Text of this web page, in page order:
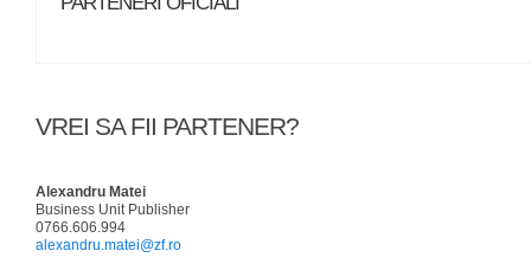
VREI SA FII PARTENER?
Alexandru Matei
Business Unit Publisher
0766.606.994
alexandru.matei@zf.ro